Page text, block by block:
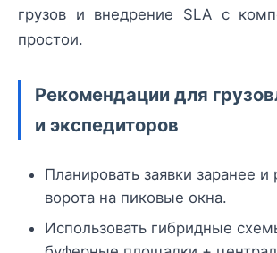
грузов и внедрение SLA с
простои.
Рекомендации для
и экспедиторов
Планировать заявки заранее и
ворота на пиковые окна.
Использовать гибридные